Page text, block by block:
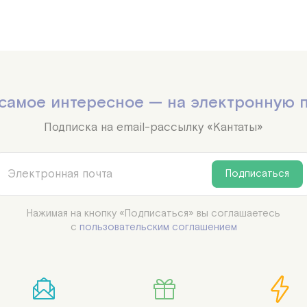
интересное — на электронную
Подписка на email-рассылку «Кантаты»
Подписаться
Нажимая на кнопку «Подписаться» вы соглашаетесь
с пользовательским соглашением